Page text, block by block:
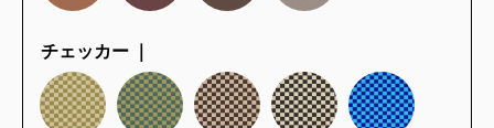
チェッカー ｜